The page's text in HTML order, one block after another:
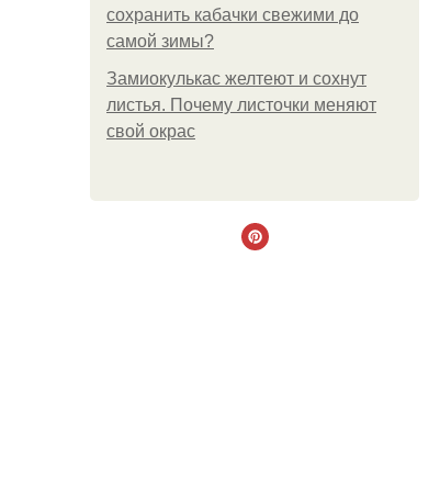
сохранить кабачки свежими до
самой зимы?
Замиокулькас желтеют и сохнут
листья. Почему листочки меняют
свой окрас